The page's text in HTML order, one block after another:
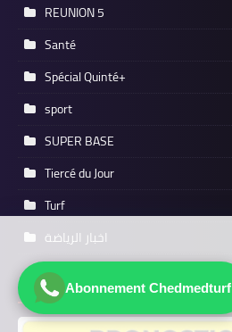
Abonnement Chedmedturf
REUNION 5
Santé
Spécial Quinté+
sport
SUPER BASE
Tiercé du Jour
Turf
اخبار الرياضة
مشاركة مميزة